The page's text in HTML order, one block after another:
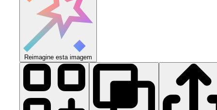
Reimagine esta imagem